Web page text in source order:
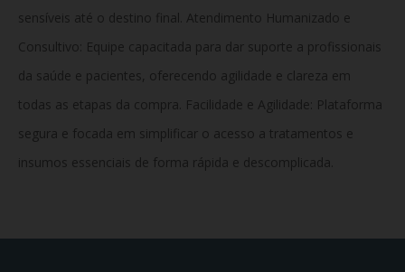
sensíveis até o destino final. Atendimento Humanizado e
Consultivo: Equipe capacitada para dar suporte a profissionais
da saúde e pacientes, oferecendo agilidade e clareza em
todas as etapas da compra. Facilidade e Agilidade: Plataforma
segura e focada em simplificar o acesso a tratamentos e
insumos essenciais de forma rápida e descomplicada.